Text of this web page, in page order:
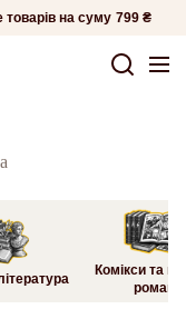
на суму 799 ₴
Комікси та
романи